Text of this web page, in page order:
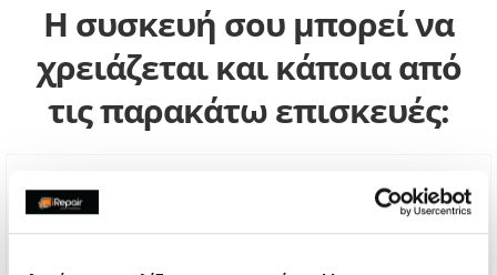
Η συσκευή σου μπορεί να
χρειάζεται και κάποια από
τις παρακάτω επισκευές: